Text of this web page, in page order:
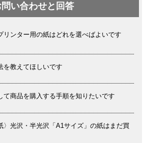
問い合わせと回答
リンター用の紙はどれを選べばよいです
を教えてほしいです
て商品を購入する手順を知りたいです
〉光沢・半光沢「A1サイズ」の紙はまだ買